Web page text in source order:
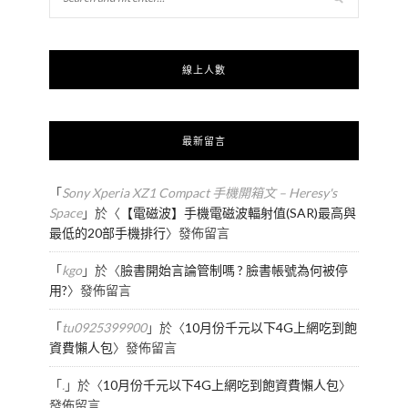
線上人數
最新留言
「Sony Xperia XZ1 Compact 手機開箱文 – Heresy's
Space」於〈 【電磁波】手機電磁波輻射值(SAR)最高與
最低的20部手機排行〉發佈留言
「kgo」於〈臉書開始言論管制嗎 ? 臉書帳號為何被停
用?〉發佈留言
「tu0925399900」於〈10月份千元以下4G上網吃到飽
資費懶人包〉發佈留言
「.」於〈10月份千元以下4G上網吃到飽資費懶人包〉
發佈留言